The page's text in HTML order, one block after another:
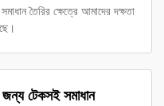
তৈরির ক্ষেত্রে আমাদের দক্ষতা
টেকসই সমাধান